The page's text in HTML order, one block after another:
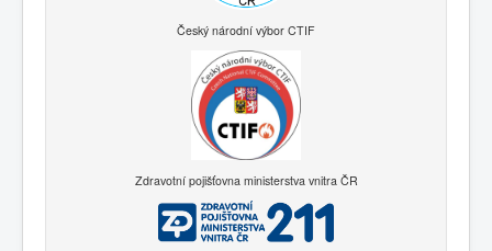
Český národní výbor CTIF
Zdravotní pojišťovna ministerstva vnitra ČR